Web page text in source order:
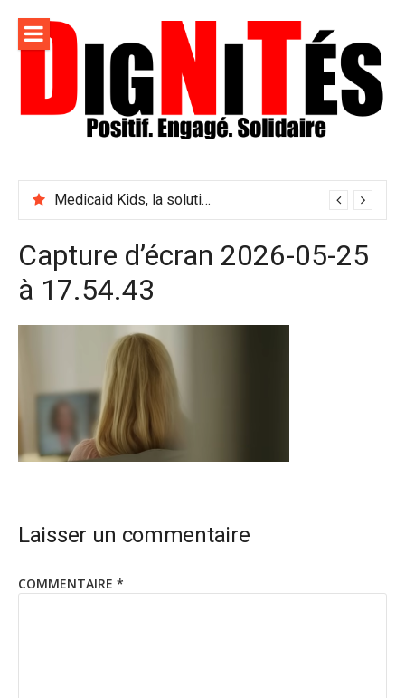
contenu
L'info
sociale,
solidaire
engagée
relayer ce qui fait avancer le monde
Medicaid Kids, la solution pour assurer chaque enfant américain ?
Capture d’écran 2026-05-25
à 17.54.43
Laisser un commentaire
COMMENTAIRE *